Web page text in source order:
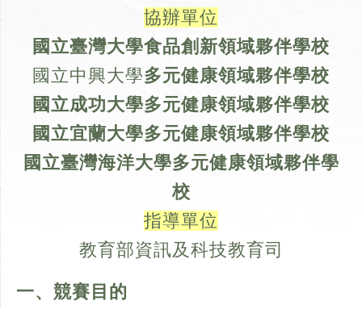
協辦單位
國立臺灣大學食品創新領域夥伴學校
國立中興大學多元健康領域夥伴學校
國立成功大學多元健康領域夥伴學校
國立宜蘭大學多元健康領域夥伴學校
國立臺灣海洋大學多元健康領域夥伴學
校
指導單位
教育部資訊及科技教育司
一、競賽目的